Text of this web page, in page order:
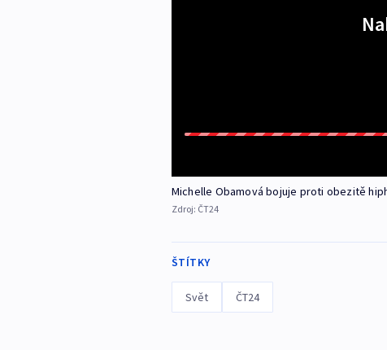
Michelle Obamová bojuje proti obezitě
Zdroj: ČT24
ŠTÍTKY
Svět ČT24